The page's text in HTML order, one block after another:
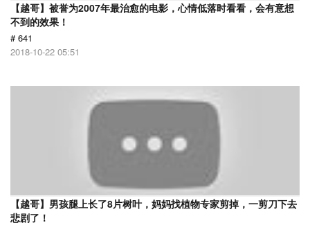
【越哥】被誉为2007年最治愈的电影，心情低落时看看，会有意想
不到的效果！
# 641
2018-10-22 05:51
【越哥】男孩腿上长了8片树叶，妈妈找植物专家剪掉，一剪刀下去
悲剧了！